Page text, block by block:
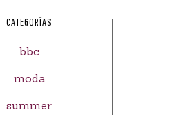
CATEGORÍAS
bbc
moda
summer